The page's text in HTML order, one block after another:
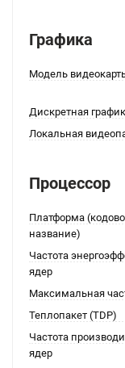
Графика
Модель
Дискретная
Локальная
Процессор
Платформа
название)
Частота
ядер
Максимальная
Теплопакет (TDP)
Частота
ядер